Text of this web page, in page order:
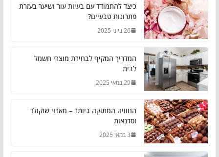
כיצד להתמודד עם בעיות עור ושיער בעזרת
פתרונות טבעיים?
26 ביוני 2025
המדריך המקיף לבחירת מוצרי חשמל
לבית
29 במאי 2025
החוויה המתוקה ביותר – מארזי שוקולד
וסדנאות
3 במאי 2025